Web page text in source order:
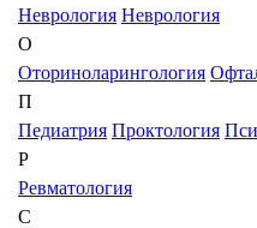
Неврология Неврология
О
Оториноларингология
П
Педиатрия Проктология
Р
Ревматология
С